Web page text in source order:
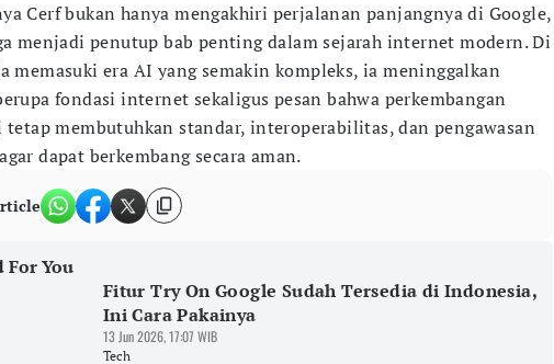
Cerf bukan hanya mengakhiri perjalanan panjangnya di Google,
menjadi penutup bab penting dalam sejarah internet modern. Di
memasuki era AI yang semakin kompleks, ia meninggalkan
fondasi internet sekaligus pesan bahwa perkembangan
membutuhkan standar, interoperabilitas, dan pengawasan
dapat berkembang secara aman.
For You
Fitur Try On Google Sudah Tersedia di Indonesia,
Ini Cara Pakainya
13 Jun 2026, 17:07 WIB
Tech